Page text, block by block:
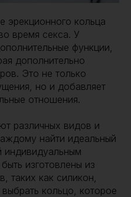
эрекционного кольца
время секса. У
функции,
дополнительно
Это не только
но и добавляет
отношения.
различных видов и
найти идеальный
индивидуальным
изготовлены из
таких как силикон,
кольцо, которое